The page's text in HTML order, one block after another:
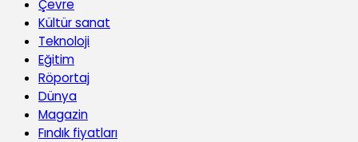
Çevre
Kültür sanat
Teknoloji
Eğitim
Röportaj
Dünya
Magazin
Fındık fiyatları